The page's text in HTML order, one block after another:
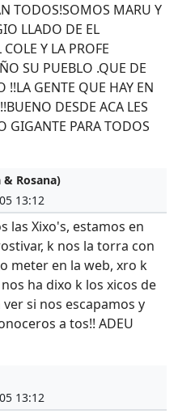
TODOS!SOMOS MARU Y
LLADO DE EL
Y LA PROFE
SU PUEBLO .QUE DE
!!LA GENTE QUE HAY EN
DESDE ACA LES
GIGANTE PARA TODOS
Rosana)
13:12
las Xixo's, estamos en
k nos la torra con
meter en la web, xro k
ha dixo k los xicos de
si nos escapamos y
a tos!! ADEU
13:12